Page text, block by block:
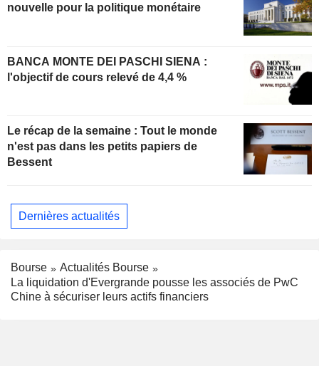
nouvelle pour la politique monétaire
BANCA MONTE DEI PASCHI SIENA :
l'objectif de cours relevé de 4,4 %
Le récap de la semaine : Tout le monde
n'est pas dans les petits papiers de
Bessent
Dernières actualités
Bourse
Actualités Bourse
La liquidation d'Evergrande pousse les associés de PwC
Chine à sécuriser leurs actifs financiers